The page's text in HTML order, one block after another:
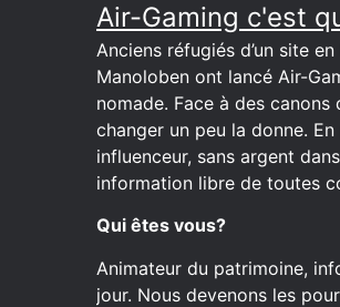
Air-Gaming c'est
Anciens réfugiés d’un site
Manoloben ont lancé Air-
nomade. Face à des
changer un peu la donne.
influenceur, sans argent
information libre de toutes
Qui êtes vous?
Animateur du patrimoine,
jour. Nous devenons les